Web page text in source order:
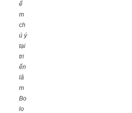
ể
m
ch
ú ý
tại
tri
ển
lã
m
Bo
lo